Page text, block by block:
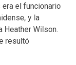
el funcionario
y la
Heather Wilson.
resultó